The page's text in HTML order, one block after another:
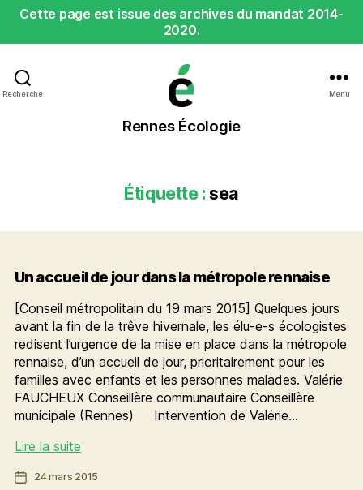
Cette page est issue des archives du mandat 2014-
2020.
Recherche
Rennes
Écologie
Rennes Écologie
Menu
Étiquette :sea
Un accueil de jour dans la métropole rennaise
[Conseil métropolitain du 19 mars 2015] Quelques jours
avant la fin de la trêve hivernale, les élu-e-s écologistes
redisent l’urgence de la mise en place dans la métropole
rennaise, d’un accueil de jour, prioritairement pour les
familles avec enfants et les personnes malades. Valérie
FAUCHEUX Conseillère communautaire Conseillère
municipale (Rennes) Intervention de Valérie…
Lire la suiteUn
de
Date24 mars 2015